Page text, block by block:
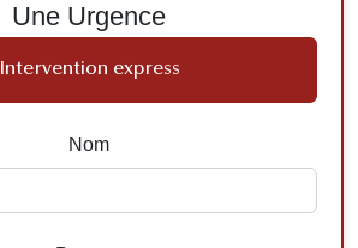
Une Urgence
Intervention express
Nom